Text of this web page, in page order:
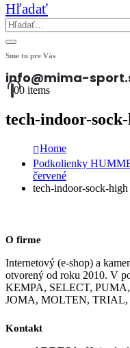
Hľadať
Sme tu pre Vás
info@mima-
00 items
tech-indoor-
Home
Podkolienky
červené
tech-indoor-sock-high
O firme
Internetový (e-shop) a
otvorený od roku 2010. V
KEMPA, SELECT,
JOMA, MOLTEN,
Kontakt